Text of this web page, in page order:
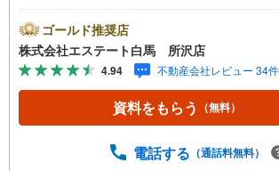
や学費等も含めてシミュレーションをご
件情報が豊富所沢市を中心にたくさんの
おります。インターネット広告前の物件
おります。お客様のご希望エリアをお申
3.自社グループでリフォーム、新築請
ォーム、注文建築部門の相談スペース
て、リフォームや注文建築についてご
ゴールド推奨店
株式会社エステート白馬 所沢店
4.94 不動産会社レビュー 34件
資料をもらう （無料）
電話する （通話料無料）